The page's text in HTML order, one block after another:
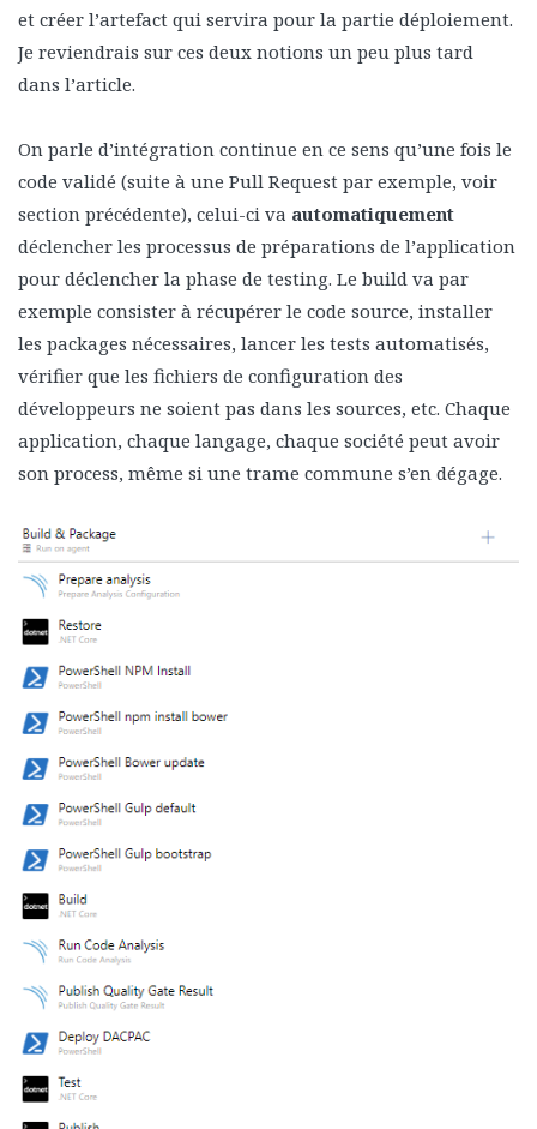
et créer l’artefact qui servira pour la partie déploiement.
Je reviendrais sur ces deux notions un peu plus tard
dans l’article.
On parle d’intégration continue en ce sens qu’une fois le
code validé (suite à une Pull Request par exemple, voir
section précédente), celui-ci va automatiquement
déclencher les processus de préparations de l’application
pour déclencher la phase de testing. Le build va par
exemple consister à récupérer le code source, installer
les packages nécessaires, lancer les tests automatisés,
vérifier que les fichiers de configuration des
développeurs ne soient pas dans les sources, etc. Chaque
application, chaque langage, chaque société peut avoir
son process, même si une trame commune s’en dégage.